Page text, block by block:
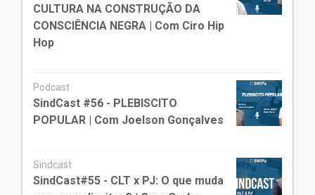
CULTURA NA CONSTRUÇÃO DA
CONSCIÊNCIA NEGRA | Com Ciro Hip
Hop
Podcast
SindCast #56 - PLEBISCITO
POPULAR | Com Joelson Gonçalves
Sindcast
SindCast#55 - CLT x PJ: O que muda